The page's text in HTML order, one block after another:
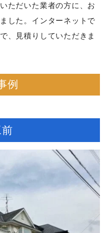
ただいた業者の方に、お
した。インターネットで
、見積りしていただきま
例